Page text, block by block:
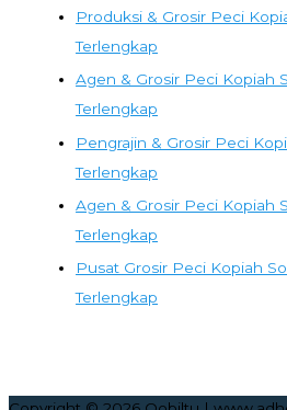
Produksi & Grosir Peci
Terlengkap
Agen & Grosir Peci Kopiah
Terlengkap
Pengrajin & Grosir Peci
Terlengkap
Agen & Grosir Peci Kopiah
Terlengkap
Pusat Grosir Peci Kopiah
Terlengkap